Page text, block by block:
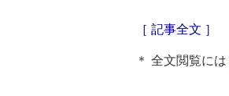
［ 記事全文 ］
＊ 全文閲覧には